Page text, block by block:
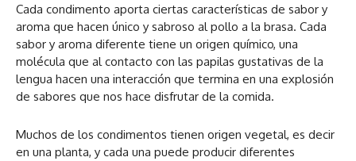
Cada condimento aporta ciertas características de sabor y
aroma que hacen único y sabroso al pollo a la brasa. Cada
sabor y aroma diferente tiene un origen químico, una
molécula que al contacto con las papilas gustativas de la
lengua hacen una interacción que termina en una explosión
de sabores que nos hace disfrutar de la comida.
Muchos de los condimentos tienen origen vegetal, es decir
en una planta, y cada una puede producir diferentes